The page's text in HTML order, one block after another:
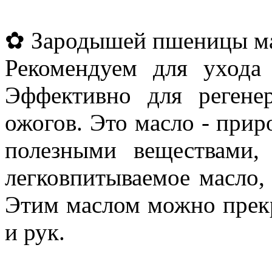
✿ Зародышей пшеницы
Рекомендуем для
Эффективно для
ожогов. Это масло -
полезными
легковпитываемое
Этим маслом можно
и рук.